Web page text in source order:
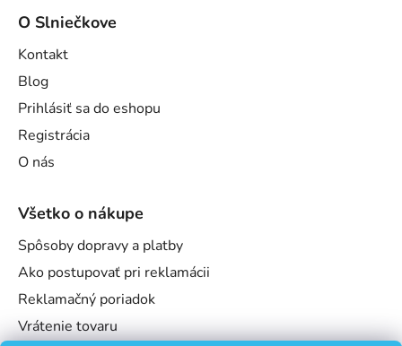
O Slniečkove
Kontakt
Blog
Prihlásiť sa do eshopu
Registrácia
O nás
Všetko o nákupe
Spôsoby dopravy a platby
Ako postupovať pri reklamácii
Reklamačný poriadok
Vrátenie tovaru